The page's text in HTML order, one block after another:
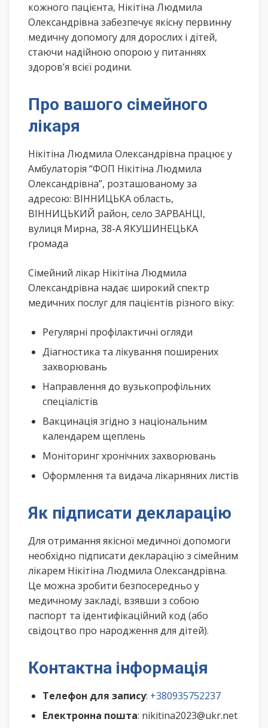
кожного пацієнта, Нікітіна Людмила
Олександрівна забезпечує якісну первинну
медичну допомогу для дорослих і дітей,
стаючи надійною опорою у питаннях
здоров’я всієї родини.
Про вашого сімейного
лікаря
Нікітіна Людмила Олександрівна працює у
Амбулаторія “ФОП Нікітіна Людмила
Олександрівна”, розташованому за
адресою: ВІННИЦЬКА область,
ВІННИЦЬКИЙ район, село ЗАРВАНЦІ,
вулиця Мирна, 38-А ЯКУШИНЕЦЬКА
громада
Сімейний лікар Нікітіна Людмила
Олександрівна надає широкий спектр
медичних послуг для пацієнтів різного віку:
Регулярні профілактичні огляди
Діагностика та лікування поширених
захворювань
Направлення до вузькопрофільних
спеціалістів
Вакцинація згідно з національним
календарем щеплень
Моніторинг хронічних захворювань
Оформлення та видача лікарняних листів
Як підписати декларацію
Для отримання якісної медичної допомоги
необхідно підписати декларацію з сімейним
лікарем Нікітіна Людмила Олександрівна.
Це можна зробити безпосередньо у
медичному закладі, взявши з собою
паспорт та ідентифікаційний код (або
свідоцтво про народження для дітей).
Контактна інформація
Телефон для запису: +380935752237
Електронна пошта: nikitina2023@ukr.net